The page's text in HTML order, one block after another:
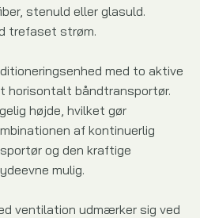
stenuld eller glasuld.
trefaset strøm.
med to aktive
horisontalt båndtransportør.
højde, hvilket gør
af kontinuerlig
og den kraftige
mulig.
ventilation udmærker sig ved